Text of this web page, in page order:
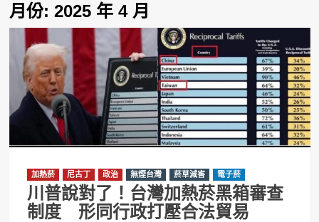
月份: 2025 年 4 月
加熱菸 尼古丁 政治 無煙台灣 菸草減害 電子菸
川普說對了！台灣加熱菸黑箱審查
制度 形同行政打壓合法貿易